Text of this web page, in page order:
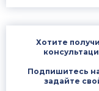
Хотите
Подпишитесь
задайте